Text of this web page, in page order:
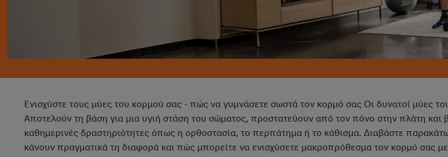
Ενισχύστε τους μύες του κορμού σας - πώς να γυμνάσετε σωστά τον κορμό σας Οι δυνατοί μύες
Αποτελούν τη βάση για μια υγιή στάση του σώματος, προστατεύουν από τον πόνο στην πλάτη και
καθημερινές δραστηριότητες όπως η ορθοστασία, το περπάτημα ή το κάθισμα. Διαβάστε
κάνουν πραγματικά τη διαφορά και πώς μπορείτε να ενισχύσετε μακροπρόθεσμα τον κορμό σας